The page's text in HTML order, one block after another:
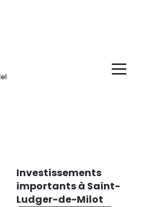
Investissements
importants à Saint-
Ludger-de-Milot